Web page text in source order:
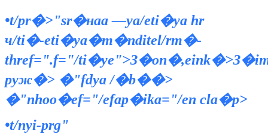
•t/pr�>"sr�наа —ya/eti�ya hr
ч/ti�‑eti�ya�m�nditel/rm�-
thref=".f="/
pyж�> �"fdya /�b��>
�"nhoо�ef="/efap�ika="/en cla�p>
•t/nyi-prg"